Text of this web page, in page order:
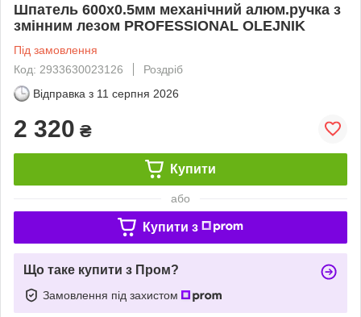
Шпатель 600х0.5мм механічний алюм.ручка з
змінним лезом PROFESSIONAL OLEJNIK
Під замовлення
Код: 2933630023126
Роздріб
Відправка з 11 серпня 2026
2 320 ₴
Купити
або
Купити з
Що таке купити з Пром?
Замовлення під захистом